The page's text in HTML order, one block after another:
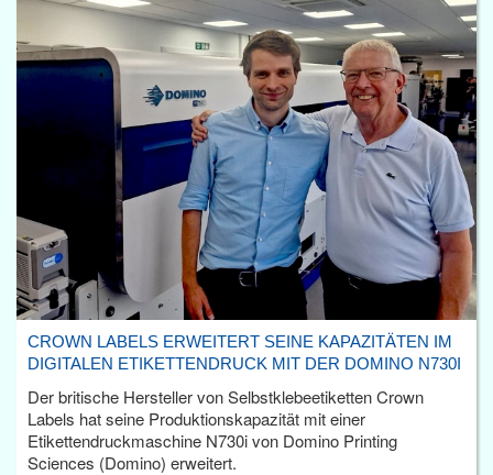
CROWN LABELS ERWEITERT SEINE KAPAZITÄTEN IM
DIGITALEN ETIKETTENDRUCK MIT DER DOMINO N730I
Der britische Hersteller von Selbstklebeetiketten Crown
Labels hat seine Produktionskapazität mit einer
Etikettendruckmaschine N730i von Domino Printing
Sciences (Domino) erweitert.